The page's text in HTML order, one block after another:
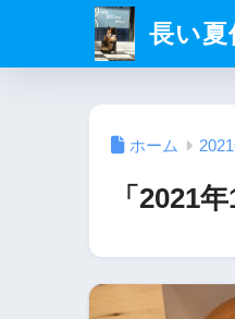
長い夏
ホーム
「2021